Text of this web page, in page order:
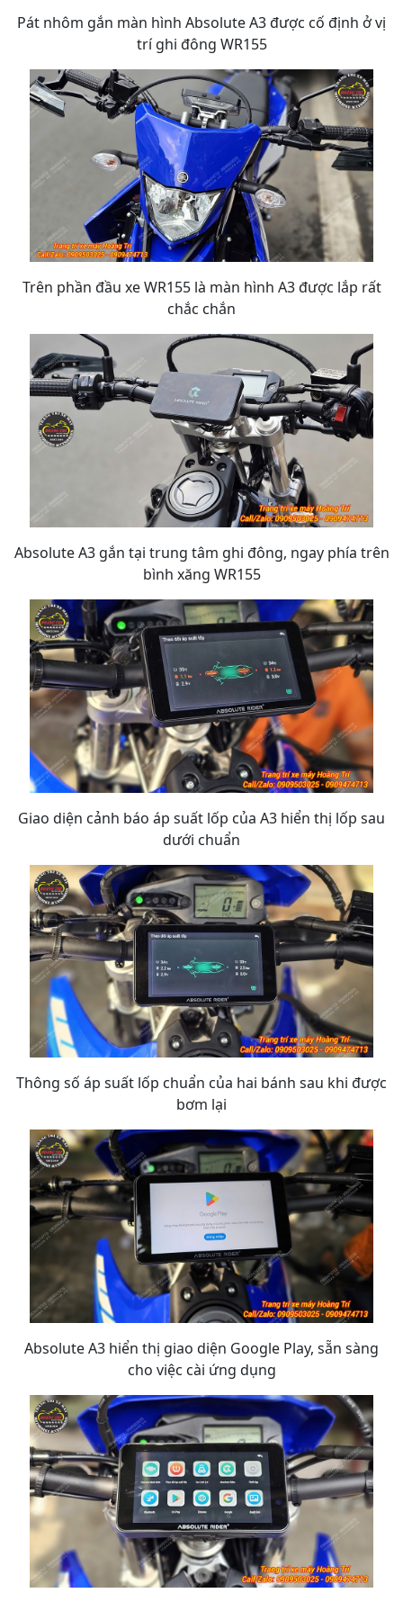
Pát nhôm gắn màn hình Absolute A3 được cố định ở vị
trí ghi đông WR155
Trên phần đầu xe WR155 là màn hình A3 được lắp rất
chắc chắn
Absolute A3 gắn tại trung tâm ghi đông, ngay phía trên
bình xăng WR155
Giao diện cảnh báo áp suất lốp của A3 hiển thị lốp sau
dưới chuẩn
Thông số áp suất lốp chuẩn của hai bánh sau khi được
bơm lại
Absolute A3 hiển thị giao diện Google Play, sẵn sàng
cho việc cài ứng dụng